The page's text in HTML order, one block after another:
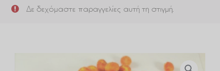
Δε δεχόμαστε παραγγελίες αυτή τη στιγμή.